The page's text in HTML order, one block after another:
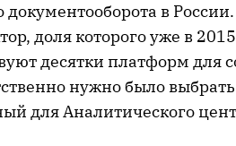
в
доля которого уже в
десятки платформ для
нужно было выбрать
для Аналитического